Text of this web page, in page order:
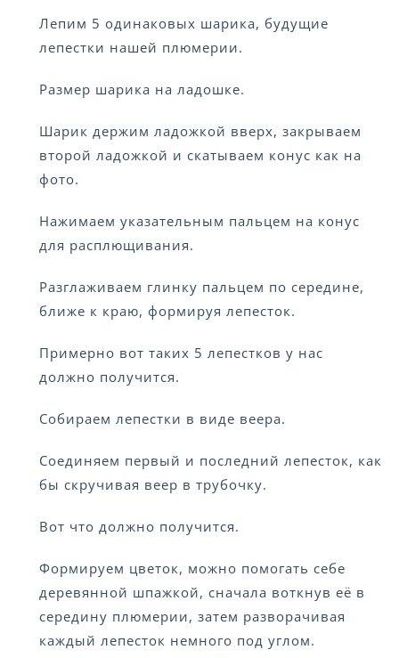
Лепим 5 одинаковых шарика, будущие
лепестки нашей плюмерии.
Размер шарика на ладошке.
Шарик держим ладожкой вверх, закрываем
второй ладожкой и скатываем конус как на
фото.
Нажимаем указательным пальцем на конус
для расплющивания.
Разглаживаем глинку пальцем по середине,
ближе к краю, формируя лепесток.
Примерно вот таких 5 лепестков у нас
должно получится.
Собираем лепестки в виде веера.
Соединяем первый и последний лепесток, как
бы скручивая веер в трубочку.
Вот что должно получится.
Формируем цветок, можно помогать себе
деревянной шпажкой, сначала воткнув её в
середину плюмерии, затем разворачивая
каждый лепесток немного под углом.